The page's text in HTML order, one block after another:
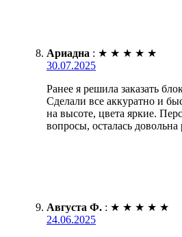
Ариадна : ★ ★ ★ ★ ★
30.07.2025
Ранее я решила заказать
Сделали все аккуратно и
на высоте, цвета яркие.
вопросы, осталась довольна
Августа Ф. : ★ ★ ★ ★ ★
24.06.2025